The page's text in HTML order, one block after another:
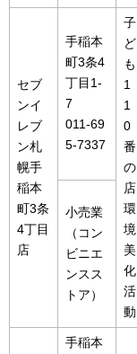
セブ
ンイ
レブ
ン札
幌手
稲本
町3条
4丁目
店
手稲本
町3条4
丁目1-
7
011-69
5-7337
子
ど
も
1
1
0
番
の
店
環
境
美
化
活
動
小売業
（コン
ビニエ
ンスス
トア）
手稲本